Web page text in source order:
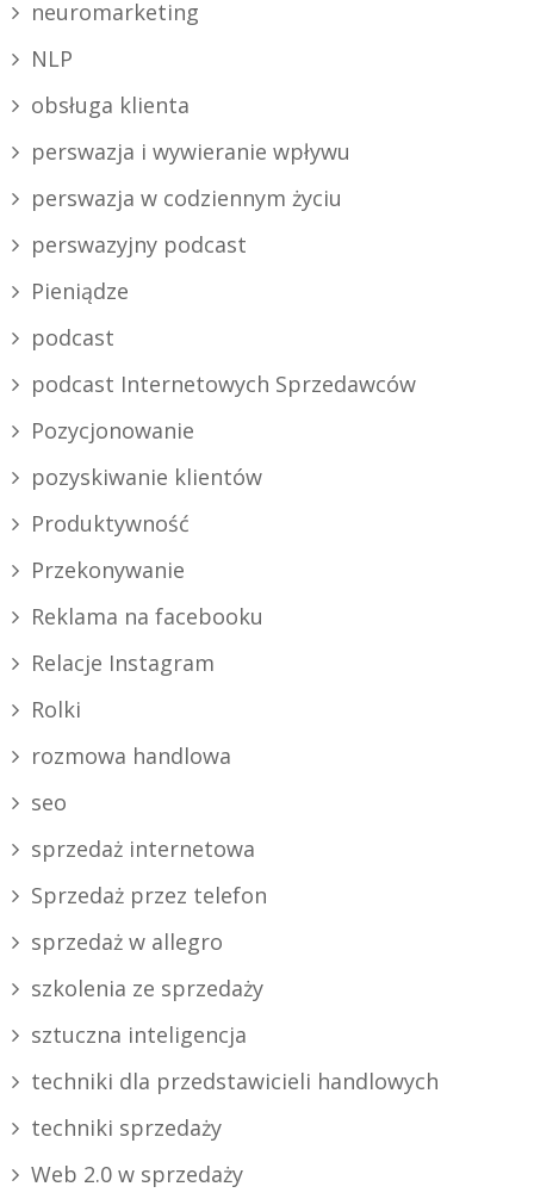
neuromarketing
NLP
obsługa klienta
perswazja i wywieranie wpływu
perswazja w codziennym życiu
perswazyjny podcast
Pieniądze
podcast
podcast Internetowych Sprzedawców
Pozycjonowanie
pozyskiwanie klientów
Produktywność
Przekonywanie
Reklama na facebooku
Relacje Instagram
Rolki
rozmowa handlowa
seo
sprzedaż internetowa
Sprzedaż przez telefon
sprzedaż w allegro
szkolenia ze sprzedaży
sztuczna inteligencja
techniki dla przedstawicieli handlowych
techniki sprzedaży
Web 2.0 w sprzedaży